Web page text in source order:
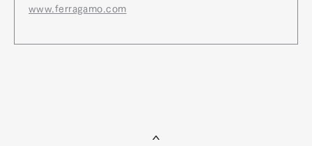
www.ferragamo.com